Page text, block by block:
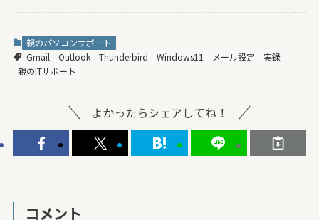
親のパソコンサポート
Gmail
Outlook Thunderbird Windows11 メール設定
実録
親のITサポート
よかったらシェアしてね！
コメント